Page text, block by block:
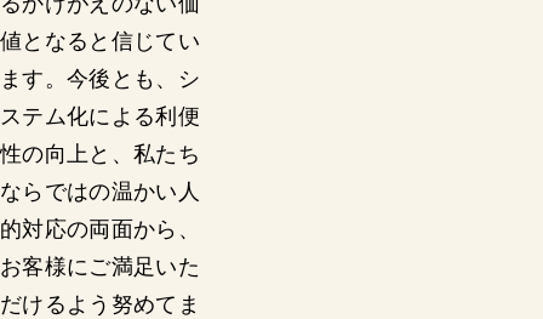
値となると信じてい
ます。今後とも、シ
ステム化による利便
性の向上と、私たち
ならではの温かい人
的対応の両面から、
お客様にご満足いた
だけるよう努めてま